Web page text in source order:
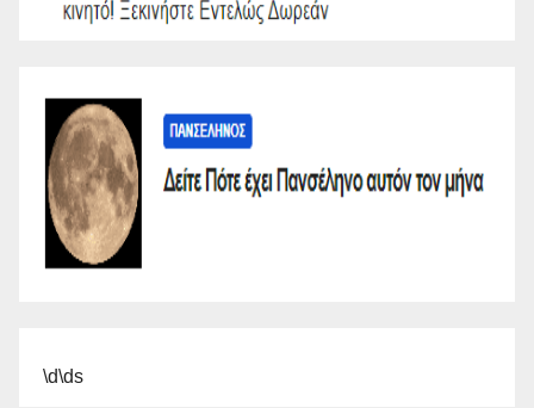
\d\ds